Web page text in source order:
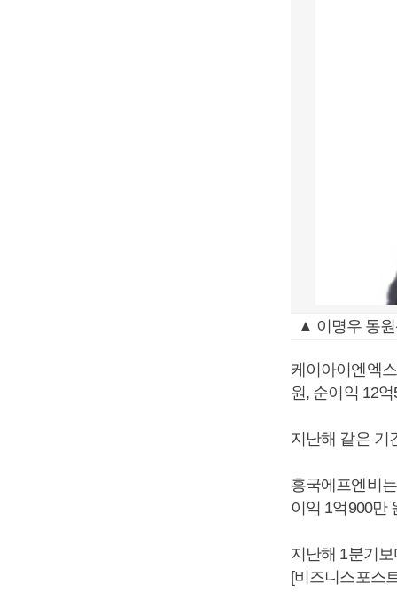
▲ 이명우 동
케이아이엔엑
원, 순이익 12
지난해 같은 기
흥국에프엔비
이익 1억900만
지난해 1분기
[비즈니스포스